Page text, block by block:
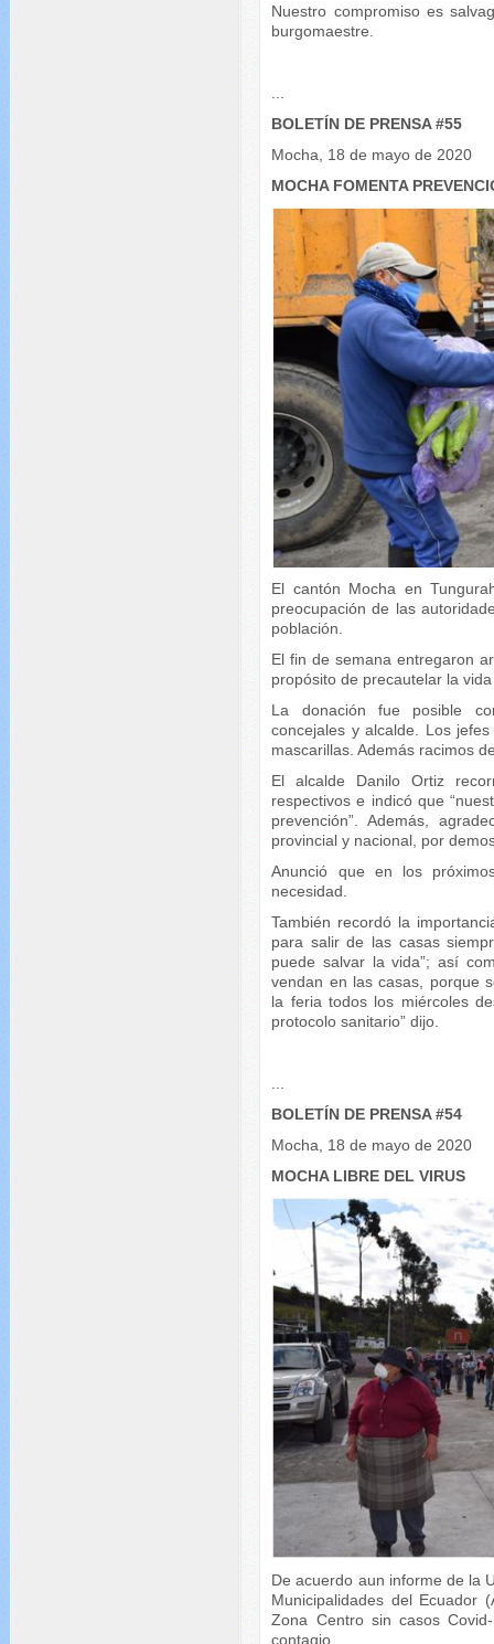
Nuestro compromiso es
burgomaestre.
BOLETÍN DE PRENSA #55
Mocha, 18 de mayo de 2020
MOCHA FOMENTA
El cantón Mocha en
preocupación de las
población.
El fin de semana entregaron
propósito de precautelar la
La donación fue posible
concejales y alcalde. Los
mascarillas. Además racimos
El alcalde Danilo Ortiz
respectivos e indicó que
prevención”. Además,
provincial y nacional, por
Anunció que en los
necesidad.
También recordó la
para salir de las casas
puede salvar la vida”; así
vendan en las casas, porque
la feria todos los miércoles
protocolo sanitario” dijo.
BOLETÍN DE PRENSA #54
Mocha, 18 de mayo de 2020
MOCHA LIBRE DEL VIRUS
De acuerdo aun informe de la
Municipalidades del Ecuador
Zona Centro sin casos
contagio.